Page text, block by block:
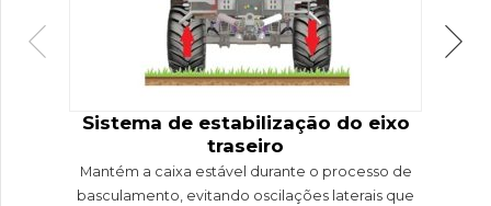
Sistema de estabilização do eixo
traseiro
Mantém a caixa estável durante o processo de
basculamento, evitando oscilações laterais que